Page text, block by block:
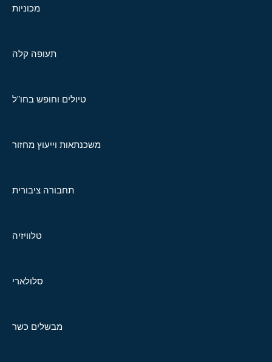
מכוניות
תעופה קלה
טיולים וחופש בחו"ל
משכנתאות וייעוץ מחזור
תחבורה ציבורית
טלוויזיה
סלולארי
מבשלים כשר